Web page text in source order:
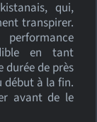
qui,
transpirer.
en tant
durée de près
début à la fin.
avant de le